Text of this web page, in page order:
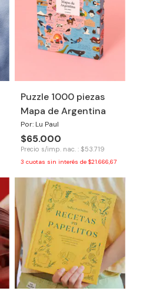
Puzzle 1000 piezas
Mapa de Argentina
Por: Lu Paul
$65.000
Precio s/imp. nac. : $53.719
3 cuotas sin interés de $21.666,67